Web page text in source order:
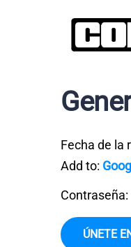
Fecha de la
Add to:
Contraseña:
ÚNETE